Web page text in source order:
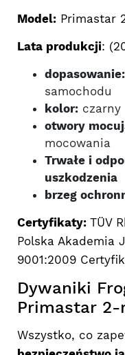
Model: Primastar
Lata produkcji:
dopasowanie:
samochodu
kolor: czarny
otwory
mocowania
Trwałe i
uszkodzenia
brzeg
Certyfikaty: TÜV
Polska Akademia
9001:2009
Dywaniki
Primastar 2-
Wszystko, co